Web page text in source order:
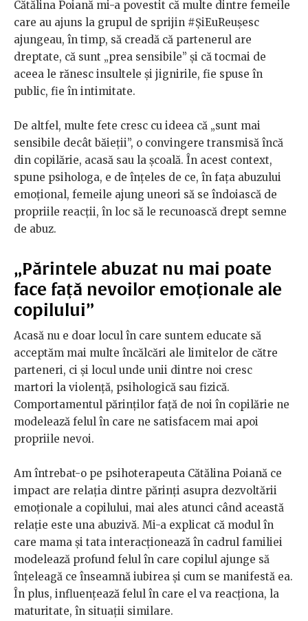
Cătălina Poiană mi-a povestit că multe dintre femeile
care au ajuns la grupul de sprijin #ȘiEuReușesc
ajungeau, în timp, să creadă că partenerul are
dreptate, că sunt „prea sensibile” și că tocmai de
aceea le rănesc insultele și jignirile, fie spuse în
public, fie în intimitate.
De altfel, multe fete cresc cu ideea că „sunt mai
sensibile decât băieții”, o convingere transmisă încă
din copilărie, acasă sau la școală. În acest context,
spune psihologa, e de înțeles de ce, în fața abuzului
emoțional, femeile ajung uneori să se îndoiască de
propriile reacții, în loc să le recunoască drept semne
de abuz.
„Părintele abuzat nu mai poate
face față nevoilor emoționale ale
copilului”
Acasă nu e doar locul în care suntem educate să
acceptăm mai multe încălcări ale limitelor de către
parteneri, ci și locul unde unii dintre noi cresc
martori la violență, psihologică sau fizică.
Comportamentul părinților față de noi în copilărie ne
modelează felul în care ne satisfacem mai apoi
propriile nevoi.
Am întrebat-o pe psihoterapeuta Cătălina Poiană ce
impact are relația dintre părinți asupra dezvoltării
emoționale a copilului, mai ales atunci când această
relație este una abuzivă. Mi-a explicat că modul în
care mama și tata interacționează în cadrul familiei
modelează profund felul în care copilul ajunge să
înțeleagă ce înseamnă iubirea și cum se manifestă ea.
În plus, influențează felul în care el va reacționa, la
maturitate, în situații similare.